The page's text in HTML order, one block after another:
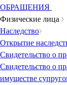
ОБРАЩЕНИЯ
Физические лица
Наследство
Открытие
Свидетельство о
Свидетельство о
имуществе